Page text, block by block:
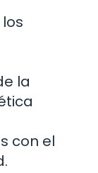
la
con el